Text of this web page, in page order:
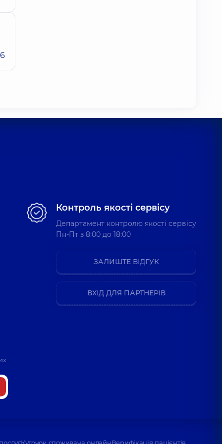
Контроль якості сервісу
Департамент контролю якості сервісу
Пн-Пт з 8:00 до 18:00
ЗАЛИШТЕ ВІДГУК
ВХІД ДЛЯ ПАРТНЕРІВ